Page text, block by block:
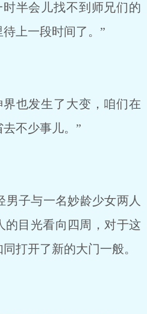
半会儿找不到师兄们的
上一段时间了。”
也发生了大变，咱们在
不少事儿。”
子与一名妙龄少女两人
的目光看向四周，对于这
打开了新的大门一般。